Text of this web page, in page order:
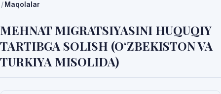
Maqolalar
MEHNAT MIGRATSIYASINI HUQUQIY
TARTIBGA SOLISH (O‘ZBEKISTON VA
TURKIYA MISOLIDA)